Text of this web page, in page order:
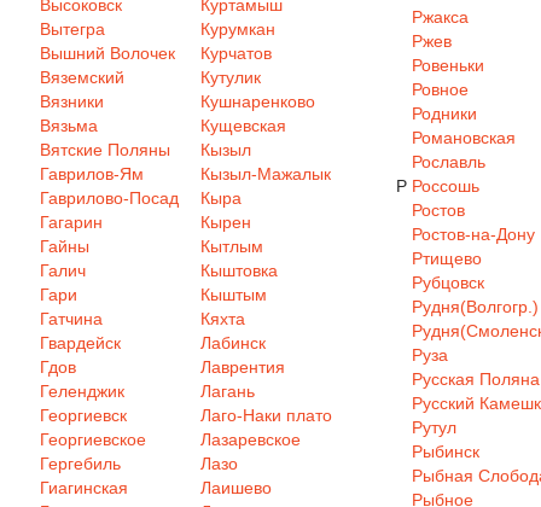
Высоковск
Вытегра
Вышний Волочек
Вяземский
Вязники
Вязьма
Вятские Поляны
Гаврилов-Ям
Гаврилово-Посад
Гагарин
Гайны
Галич
Гари
Гатчина
Гвардейск
Гдов
Геленджик
Георгиевск
Георгиевское
Гергебиль
Гиагинская
Куртамыш
Курумкан
Курчатов
Кутулик
Кушнаренково
Кущевская
Кызыл
Кызыл-Мажалык
Кыра
Кырен
Кытлым
Кыштовка
Кыштым
Кяхта
Лабинск
Лаврентия
Лагань
Лаго-Наки плато
Лазаревское
Лазо
Лаишево
Р
Ржакса
Ржев
Ровеньки
Ровное
Родники
Романовская
Рославль
Россошь
Ростов
Ростов-на-Дону
Ртищево
Рубцовск
Рудня(Волгогр.)
Руза
Русская Поляна
Русский
Рутул
Рыбинск
Рыбная
Рыбное